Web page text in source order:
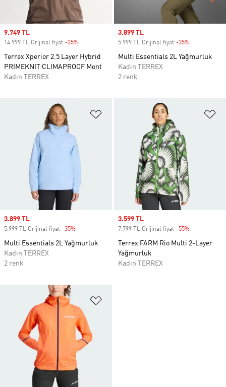
Sale price
9.749 TL
14.999 TL Orijinal fiyat -35%
Terrex Xperior 2.5 Layer Hybrid
PRIMEKNIT CLIMAPROOF Mont
Kadın TERREX
Sale price
3.899 TL
5.999 TL Orijinal fiyat -35%
Multi Essentials 2L Yağmurluk
Kadın TERREX
2 renk
Favori Listesine Ekle
Sale price
3.899 TL
5.999 TL Orijinal fiyat -35%
Multi Essentials 2L Yağmurluk
Kadın TERREX
2 renk
Sale price
3.599 TL
7.799 TL Orijinal fiyat -55%
Terrex FARM Rio Multi 2-Layer
Yağmurluk
Kadın TERREX